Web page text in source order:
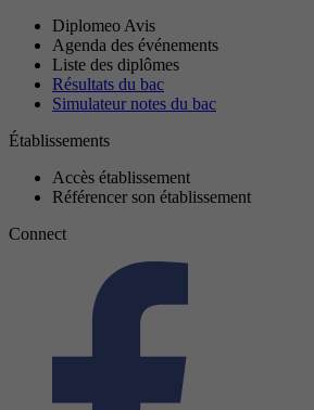
Diplomeo Avis
Agenda des événements
Liste des diplômes
Résultats du bac
Simulateur notes du bac
Établissements
Accès établissement
Référencer son établissement
Connect